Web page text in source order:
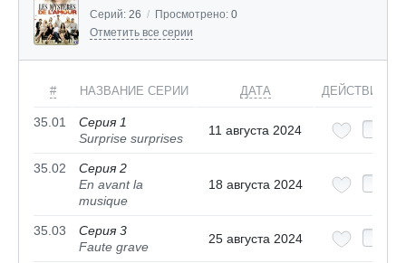
Серий: 26 / Просмотрено: 0
Отметить все серии
# НАЗВАНИЕ СЕРИИ ДАТА ДЕЙСТВИЯ
35.01
Серия 1
Surprise surprises
11 августа 2024
35.02
Серия 2
En avant la
musique
18 августа 2024
35.03
Серия 3
Faute grave
25 августа 2024